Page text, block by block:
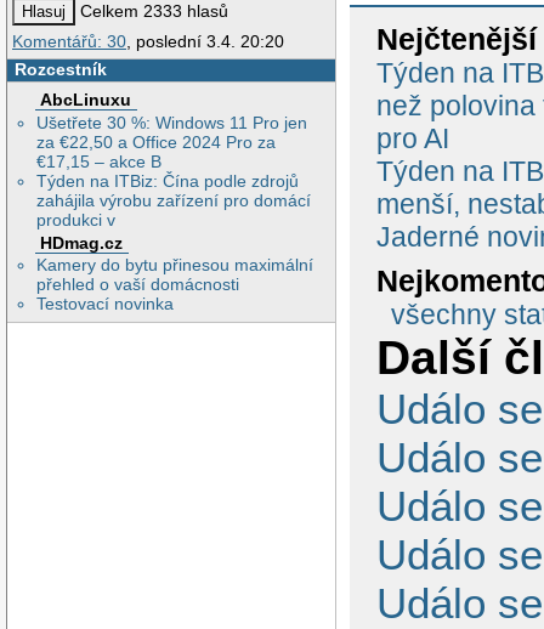
Celkem 2333 hlasů
Komentářů: 30, poslední 3.4. 20:20
Rozcestník
AbcLinuxu
Ušetřete 30 %: Windows 11 Pro jen
za €22,50 a Office 2024 Pro za
€17,15 – akce B
Týden na ITBiz: Čína podle zdrojů
zahájila výrobu zařízení pro domácí
produkci v
HDmag.cz
Kamery do bytu přinesou maximální
přehled o vaší domácnosti
Testovací novinka
Týden na
než
pro AI
Týden na
menší,
Jaderné
všechny
Další
Událo
Událo
Událo
Událo
Událo